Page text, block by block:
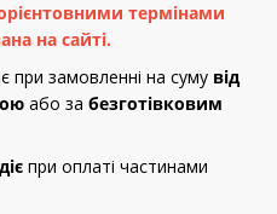
термінами
на сайті.
при замовленні на суму від
або за безготівковим
при оплаті частинами